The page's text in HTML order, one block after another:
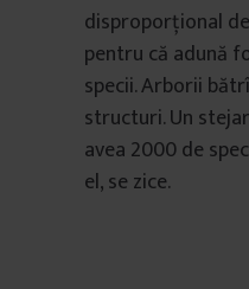
disproporțional
pentru că adună
specii. Arborii
structuri. Un
avea 2000 de
el, se zice.